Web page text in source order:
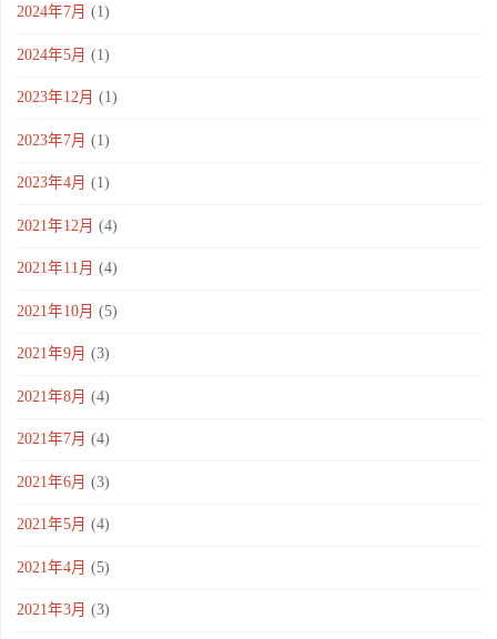
2024年7月 (1)
2024年5月 (1)
2023年12月 (1)
2023年7月 (1)
2023年4月 (1)
2021年12月 (4)
2021年11月 (4)
2021年10月 (5)
2021年9月 (3)
2021年8月 (4)
2021年7月 (4)
2021年6月 (3)
2021年5月 (4)
2021年4月 (5)
2021年3月 (3)